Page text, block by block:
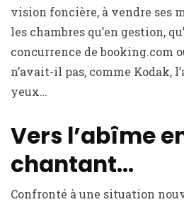
vision foncière, à vendre ses
les chambres qu’en gestion,
concurrence de booking.com
n’avait-il pas, comme Kodak,
yeux…
Vers l’abîme
chantant…
Confronté à une situation